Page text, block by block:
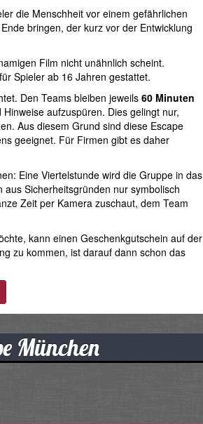
die Menschheit vor einem gefährlichen
bringen, der kurz vor der Entwicklung
Film nicht unähnlich scheint.
Spieler ab 16 Jahren gestattet.
Den Teams bleiben jeweils 60 Minuten
aufzuspüren. Dies gelingt nur,
Aus diesem Grund sind diese Escape
geeignet. Für Firmen gibt es daher
Eine Viertelstunde wird die Gruppe in das
Sicherheitsgründen nur symbolisch
Zeit per Kamera zuschaut, dem Team
kann einen Geschenkgutschein auf der
zu kommen, ist darauf dann schon das
München